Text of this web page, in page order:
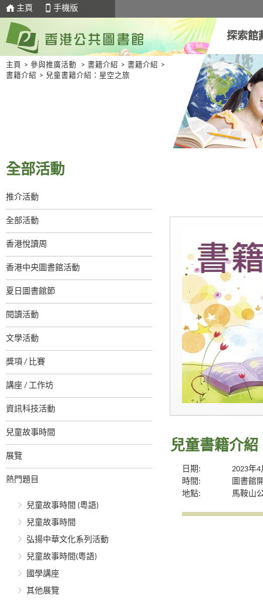
主頁 手機版
探索館
主頁 > 參與推廣活動 > 書籍介紹 > 書籍介紹 >
書籍介紹 > 兒童書籍介紹：星空之旅
全部活動
推介活動
全部活動
香港悅讀周
香港中央圖書館活動
夏日圖書館節
閱讀活動
文學活動
獎項 / 比賽
講座 / 工作坊
資訊科技活動
兒童故事時間
展覽
熱門題目
兒童故事時間 (粵語)
兒童故事時間
弘揚中華文化系列活動
兒童故事時間(粵語)
國學講座
其他展覽
兒童書籍介紹
日期:
2023年
時間:
圖書館
地點:
馬鞍山